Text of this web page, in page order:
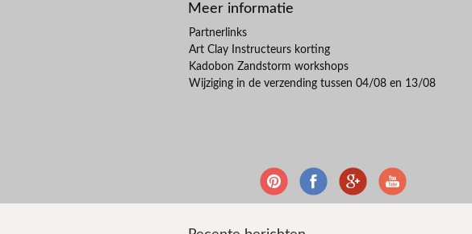
Meer informatie
Partnerlinks
Art Clay Instructeurs korting
Kadobon Zandstorm workshops
Wijziging in de verzending tussen 04/08 en 13/08